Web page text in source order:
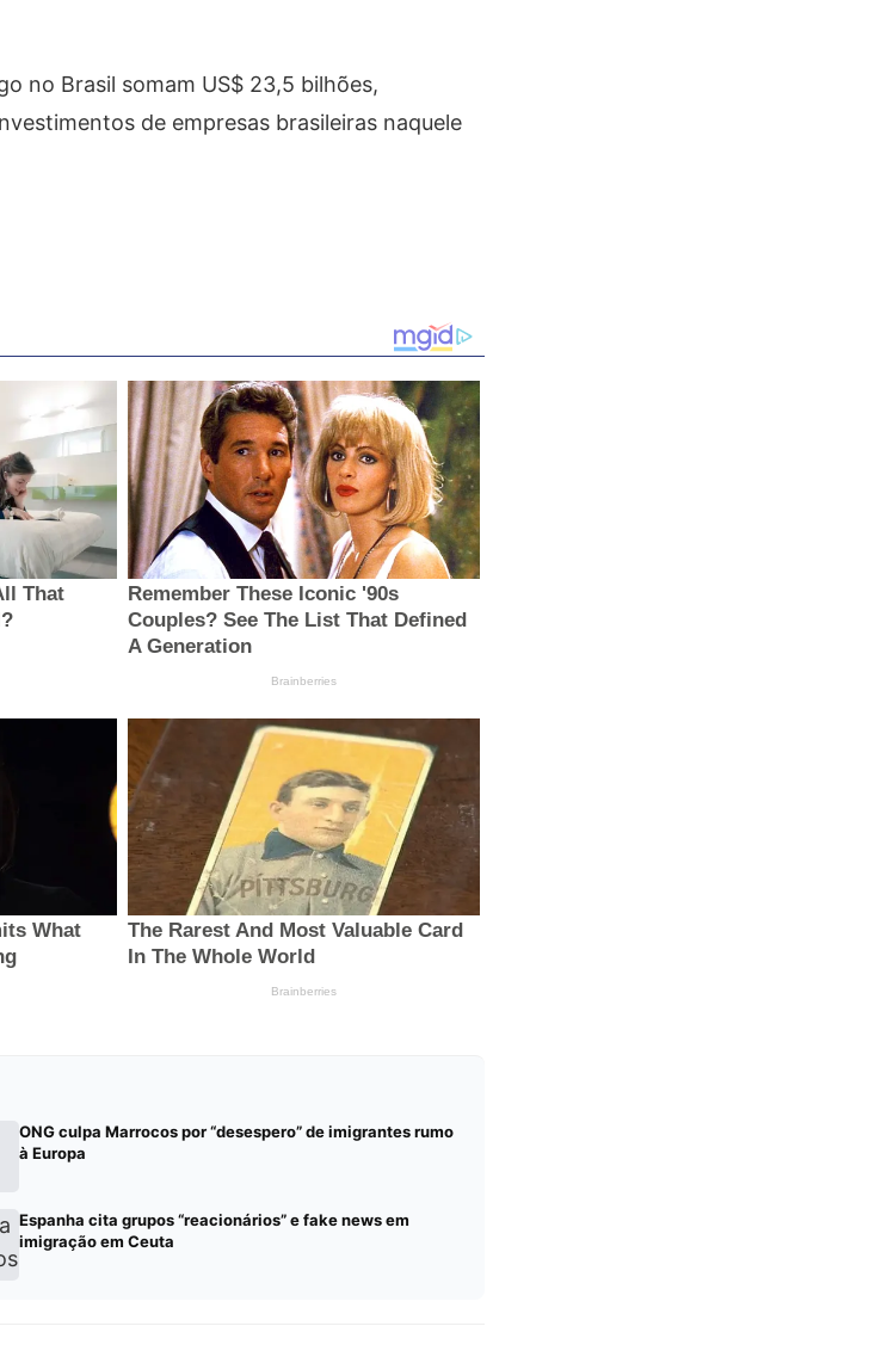
no Brasil somam US$ 23,5 bilhões,
de empresas brasileiras naquele
ONG culpa Marrocos por “desespero” de imigrantes rumo
à Europa
Espanha cita grupos “reacionários” e fake news em
imigração em Ceuta